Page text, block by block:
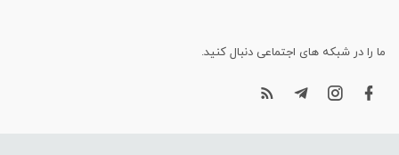
ما را در شبکه های اجتماعی دنبال کنید.